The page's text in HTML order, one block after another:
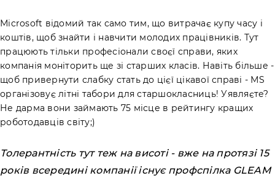
Мicrosoft відомий так само тим, що витрачає купу часу і
коштів, щоб знайти і навчити молодих працівників. Тут
працюють тільки професіонали своєї справи, яких
компанія моніторить ще зі старших класів. Навіть більше -
щоб привернути слабку стать до цієї цікавої справі - МS
організовує літні табори для старшокласниць! Уявляєте?
Не дарма вони займають 75 місце в рейтингу кращих
роботодавців світу;)
Толерантність тут теж на висоті - вже на протязі 15
років всередині компанії існує профспілка GLEAM